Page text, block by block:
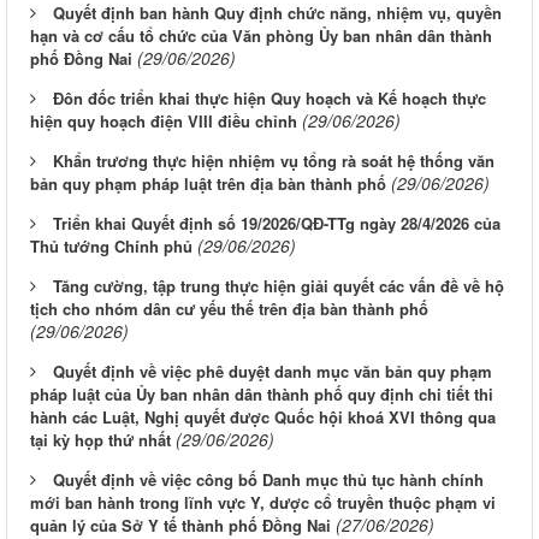
Quyết định ban hành Quy định chức năng, nhiệm vụ, quyền
hạn và cơ cấu tổ chức của Văn phòng Ủy ban nhân dân thành
phố Đồng Nai (29/06/2026)
Đôn đốc triển khai thực hiện Quy hoạch và Kế hoạch thực
hiện quy hoạch điện VIII điều chỉnh (29/06/2026)
Khẩn trương thực hiện nhiệm vụ tổng rà soát hệ thống văn
bản quy phạm pháp luật trên địa bàn thành phố (29/06/2026)
Triển khai Quyết định số 19/2026/QĐ-TTg ngày 28/4/2026 của
Thủ tướng Chính phủ (29/06/2026)
Tăng cường, tập trung thực hiện giải quyết các vấn đề về hộ
tịch cho nhóm dân cư yếu thế trên địa bàn thành phố
(29/06/2026)
Quyết định về việc phê duyệt danh mục văn bản quy phạm
pháp luật của Ủy ban nhân dân thành phố quy định chi tiết thi
hành các Luật, Nghị quyết được Quốc hội khoá XVI thông qua
tại kỳ họp thứ nhất (29/06/2026)
Quyết định về việc công bố Danh mục thủ tục hành chính
mới ban hành trong lĩnh vực Y, dược cổ truyền thuộc phạm vi
quản lý của Sở Y tế thành phố Đồng Nai (27/06/2026)